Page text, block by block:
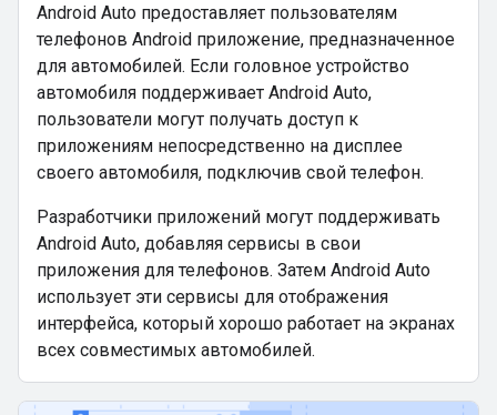
Android Auto предоставляет пользователям
телефонов Android приложение, предназначенное
для автомобилей. Если головное устройство
автомобиля поддерживает Android Auto,
пользователи могут получать доступ к
приложениям непосредственно на дисплее
своего автомобиля, подключив свой телефон.
Разработчики приложений могут поддерживать
Android Auto, добавляя сервисы в свои
приложения для телефонов. Затем Android Auto
использует эти сервисы для отображения
интерфейса, который хорошо работает на экранах
всех совместимых автомобилей.